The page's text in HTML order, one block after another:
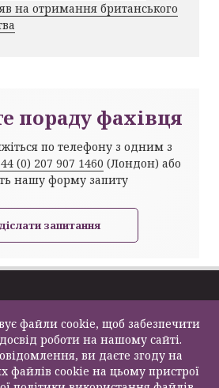
на отримання британського
пораду фахівця
по телефону з одним з
(0) 207 907 1460 (Лондон) або
нашу форму запиту
запитання
та
та пенсії
послуги
Law Firm Limited
2000 – 2026©
файли cookie, щоб забезпечити
роботи на нашому сайті.
ви даєте згоду на
файлів cookie на цьому пристрої